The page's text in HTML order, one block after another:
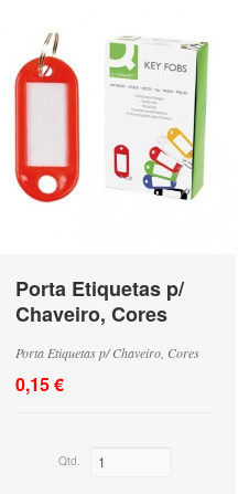
Porta Etiquetas p/
Chaveiro, Cores
Porta Etiquetas p/ Chaveiro, Cores
0,15 €
Qtd.